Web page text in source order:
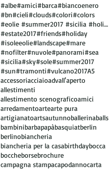
#albe#amici#barca#biancoenero
#bn#cieli#clouds#colori#colors
#eolie #summer2017 #sicilia #holiday #vulcano
#estate2017#friends#holiday
#isoleeolie#landscape#mare
#nofilter#nuvole#panorami#sea
#sicilia#sky#sole#summer2017
#sun#tramonti#vulcano2017A5
accessoriacciaioadvall'aperto
allestimenti
allestimento scenograficoamici
arredamentoartearte pura
artigianatoartsautunnoballerinaballs
bambinibarbapapàbasquiatberlin
berlinobiancheria
biancheria per la casabirthdaybocca
boccheborsebrochure
campagna stampacapodannocarta